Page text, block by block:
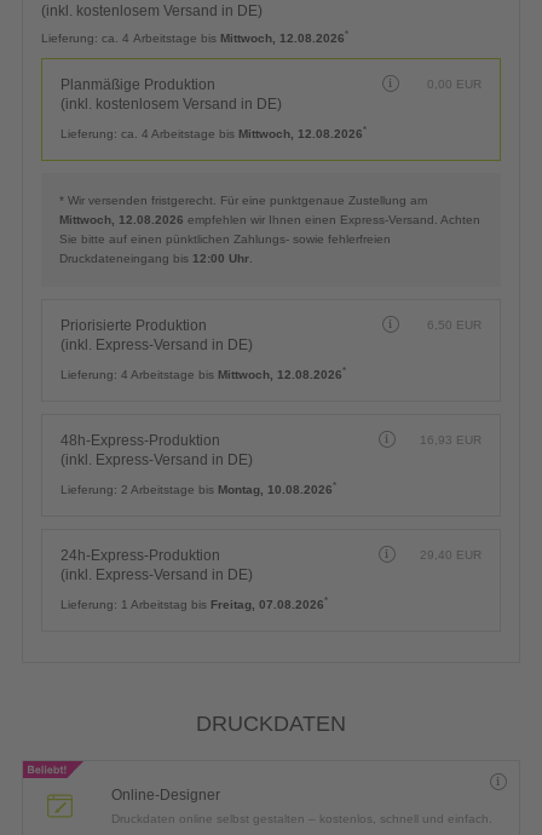
(inkl. kostenlosem Versand in DE)
Lieferung: ca. 4 Arbeitstage bis Mittwoch, 12.08.2026*
Planmäßige Produktion
(inkl. kostenlosem Versand in DE)
0,00 EUR
Lieferung: ca. 4 Arbeitstage bis Mittwoch, 12.08.2026*
* Wir versenden fristgerecht. Für eine punktgenaue Zustellung am
Mittwoch, 12.08.2026 empfehlen wir Ihnen einen Express-Versand. Achten
Sie bitte auf einen pünktlichen Zahlungs- sowie fehlerfreien
Druckdateneingang bis 12:00 Uhr
Priorisierte Produktion
(inkl. Express-Versand in DE)
6,50 EUR
Lieferung: 4 Arbeitstage bis Mittwoch, 12.08.2026*
48h-Express-Produktion
(inkl. Express-Versand in DE)
16,93 EUR
Lieferung: 2 Arbeitstage bis Montag, 10.08.2026*
24h-Express-Produktion
(inkl. Express-Versand in DE)
29,40 EUR
Lieferung: 1 Arbeitstag bis Freitag, 07.08.2026*
DRUCKDATEN
Online-Designer
Druckdaten online selbst gestalten – kostenlos, schnell und einfach.